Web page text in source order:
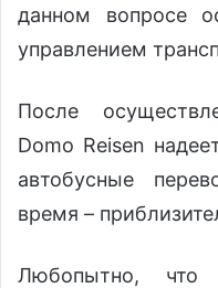
данном вопросе
управлением
После
Domo Reisen
автобусные
время –
Любопытно, что